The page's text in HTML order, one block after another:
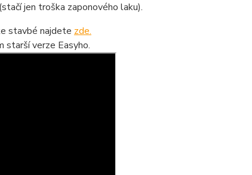
jen troška zaponového laku).
stavbé najdete zde.
starší verze Easyho.